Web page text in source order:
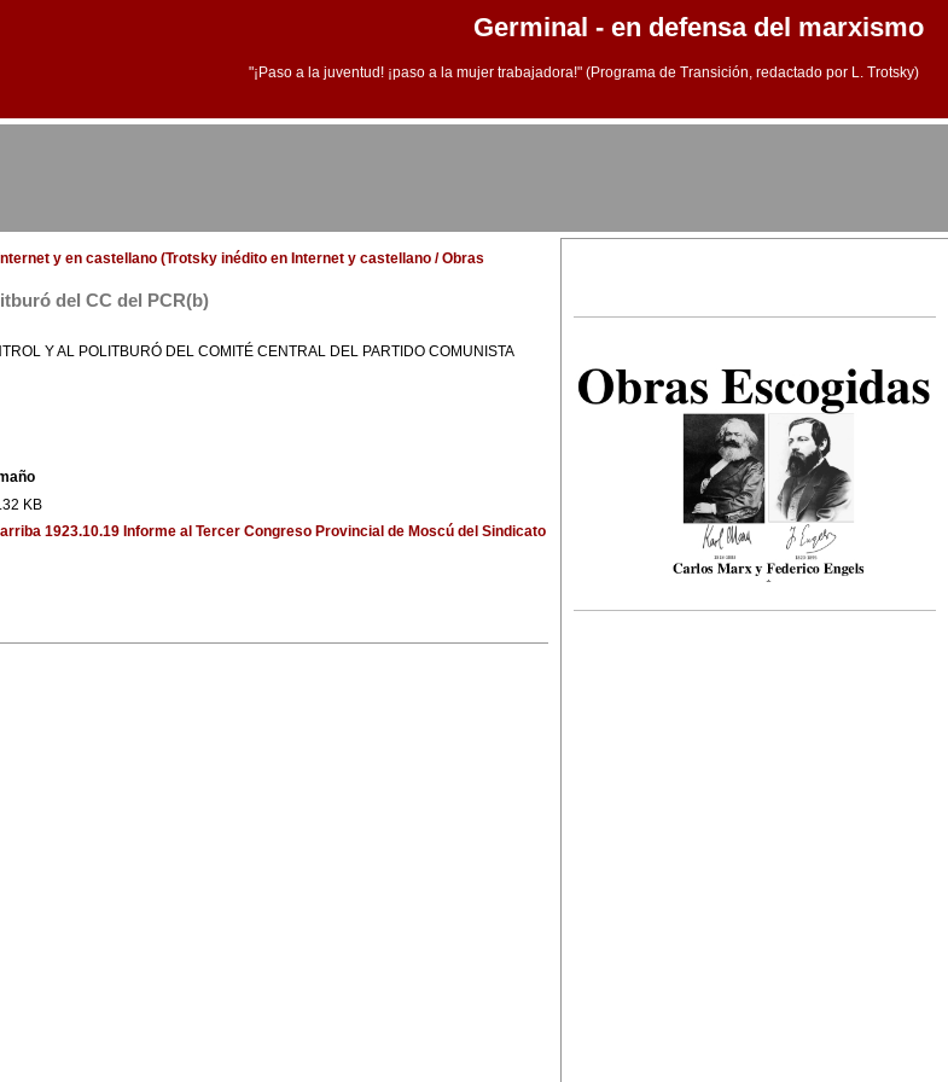
Germinal - en defensa del marxismo
"¡Paso a la juventud! ¡paso a la mujer trabajadora!" (Programa de Transición, redactado por L. Trotsky)
y en castellano (Trotsky inédito en Internet y castellano / Obras
del CC del PCR(b)
Y AL POLITBURÓ DEL COMITÉ CENTRAL DEL PARTIDO COMUNISTA
KB
arriba 1923.10.19 Informe al Tercer Congreso Provincial de Moscú del Sindicato